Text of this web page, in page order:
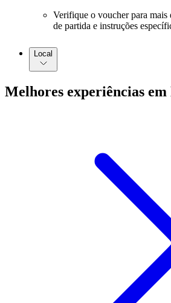
Verifique o voucher para mais
de partida e instruções
Local
Melhores experiências